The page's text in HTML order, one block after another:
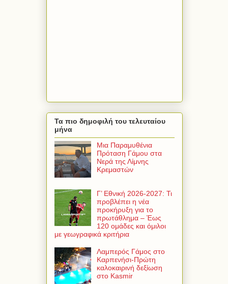
Τα πιο δημοφιλή του τελευταίου
μήνα
Μια Παραμυθένια
Πρόταση Γάμου στα
Νερά της Λίμνης
Κρεμαστών
Γ’ Εθνική 2026-2027: Τι
προβλέπει η νέα
προκήρυξη για το
πρωτάθλημα – Έως
120 ομάδες και όμιλοι
με γεωγραφικά κριτήρια
Λαμπερός Γάμος στο
Καρπενήσι-Πρώτη
καλοκαιρινή δεξίωση
στο Kasmir